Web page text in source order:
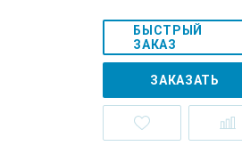
БЫСТРЫЙ
ЗАКАЗ
ЗАКАЗАТЬ